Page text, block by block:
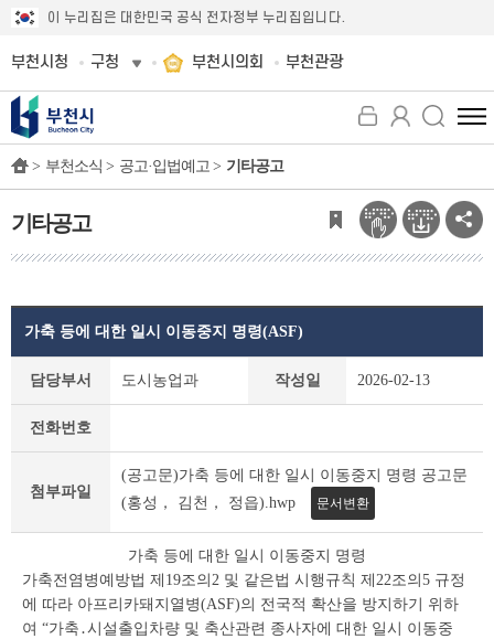
이 누리집은 대한민국 공식 전자정부 누리집입니다.
부천시청 구청 부천시의회 부천관광
전
체
뉴
보
기
> 부천소식 > 공고·입법예고 > 기타공고
기타공고
상
블
가축 등에 대한 일시 이동중지 명령(ASF)
담당부서 도시농업과 작성일 2026-02-13
전화번호
첨부파일
(공고문)가축 등에 대한 일시 이동중지 명령 공고문
(홍성， 김천， 정읍).hwp
문서변환
가축 등에 대한 일시 이동중지 명령
가축전염병예방법 제19조의2 및 같은법 시행규칙 제22조의5 규정
에 따라 아프리카돼지열병(ASF)의 전국적 확산을 방지하기 위하
여 “가축․시설출입차량 및 축산관련 종사자에 대한 일시 이동중